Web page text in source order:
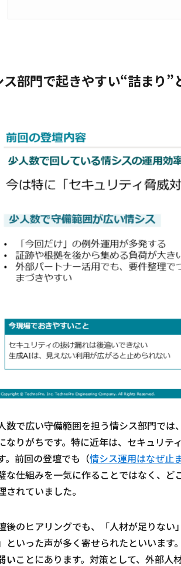
ス部門で起きやすい“詰まり”
数で広い守備範囲を担う情シス部門で
なりがちです。特に近年は、セキュリテ
。前回の登壇でも（情シス運用はなぜ止
な仕組みを一気に作ることではなく、
されていました。
後のヒアリングでも、「人材が足りな
といった声が多く寄せられたといいま
いことにあります。対策として、外部